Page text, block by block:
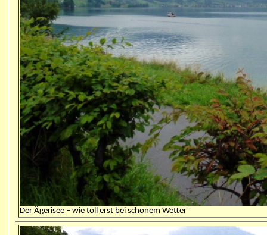
Der Ägerisee – wie toll erst bei schönem Wetter